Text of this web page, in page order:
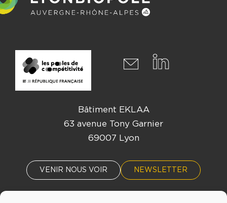
Bâtiment EKLAA
63 avenue Tony Garnier
69007 Lyon
VENIR NOUS VOIR NEWSLETTER